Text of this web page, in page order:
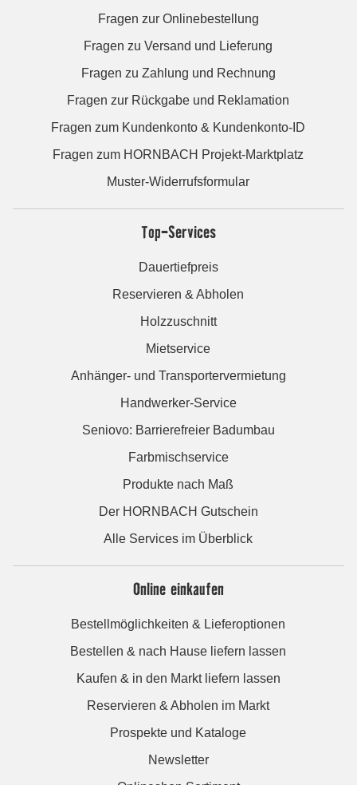
Fragen zur Onlinebestellung
Fragen zu Versand und Lieferung
Fragen zu Zahlung und Rechnung
Fragen zur Rückgabe und Reklamation
Fragen zum Kundenkonto & Kundenkonto-ID
Fragen zum HORNBACH Projekt-Marktplatz
Muster-Widerrufsformular
Top-Services
Dauertiefpreis
Reservieren & Abholen
Holzzuschnitt
Mietservice
Anhänger- und Transportervermietung
Handwerker-Service
Seniovo: Barrierefreier Badumbau
Farbmischservice
Produkte nach Maß
Der HORNBACH Gutschein
Alle Services im Überblick
Online einkaufen
Bestellmöglichkeiten & Lieferoptionen
Bestellen & nach Hause liefern lassen
Kaufen & in den Markt liefern lassen
Reservieren & Abholen im Markt
Prospekte und Kataloge
Newsletter